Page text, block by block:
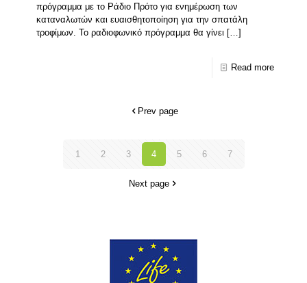
πρόγραμμα με το Ράδιο Πρότο για ενημέρωση των
καταναλωτών και ευαισθητοποίηση για την σπατάλη
τροφίμων. Το ραδιοφωνικό πρόγραμμα θα γίνει […]
Read more
Prev page
1 2 3 4 5 6 7
Next page